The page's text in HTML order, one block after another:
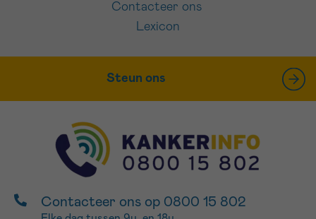
Contacteer ons
Lexicon
Steun ons
Contacteer ons op 0800 15 802